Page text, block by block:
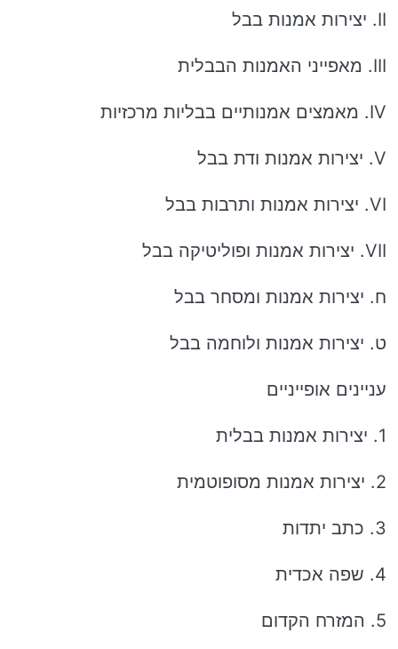
II. יצירות אמנות בבל
III. מאפייני האמנות הבבלית
IV. מאמצים אמנותיים בבליות מרכזיות
V. יצירות אמנות ודת בבל
VI. יצירות אמנות ותרבות בבל
VII. יצירות אמנות ופוליטיקה בבל
ח. יצירות אמנות ומסחר בבל
ט. יצירות אמנות ולוחמה בבל
עניינים אופייניים
1. יצירות אמנות בבלית
2. יצירות אמנות מסופוטמית
3. כתב יתדות
4. שפה אכדית
5. המזרח הקדום